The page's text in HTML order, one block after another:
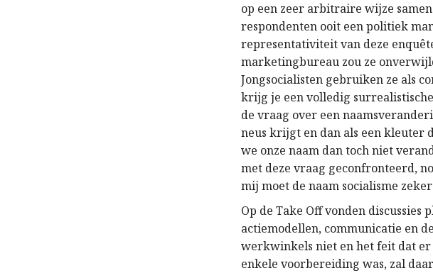
op een zeer arbitraire wijze
respondenten ooit een politiek
representativiteit van deze
marketingbureau zou ze
Jongsocialisten gebruiken ze als
krijg je een volledig
de vraag over een
neus krijgt en dan als een kleuter
we onze naam dan toch niet
met deze vraag geconfronteerd,
mij moet de naam socialisme
Op de Take Off vonden
actiemodellen, communicatie en
werkwinkels niet en het feit dat
enkele voorbereiding was, zal